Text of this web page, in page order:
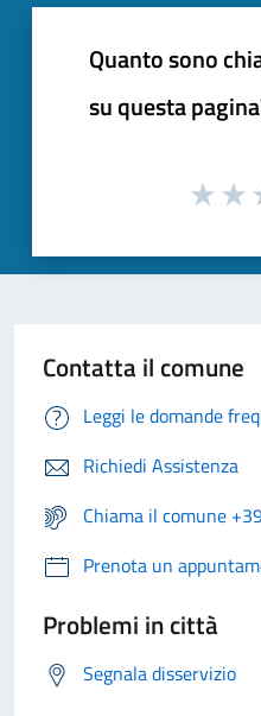
Quanto sono
su questa
Contatta il comune
Leggi le domande
Richiedi Assistenza
Chiama il comune
Prenota un
Problemi in città
Segnala disservizio